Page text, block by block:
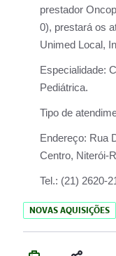
prestador
0), prestará os
Unimed Local,
Especialidade:
Pediátrica.
Tipo de
Endereço: Rua
Centro, Niterói-
Tel.: (21) 2620-
NOVAS AQUISIÇÕES